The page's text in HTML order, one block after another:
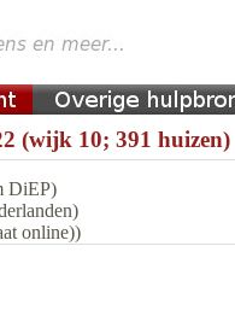
(wijk 10; 391 huizen)
DiEP)
online))